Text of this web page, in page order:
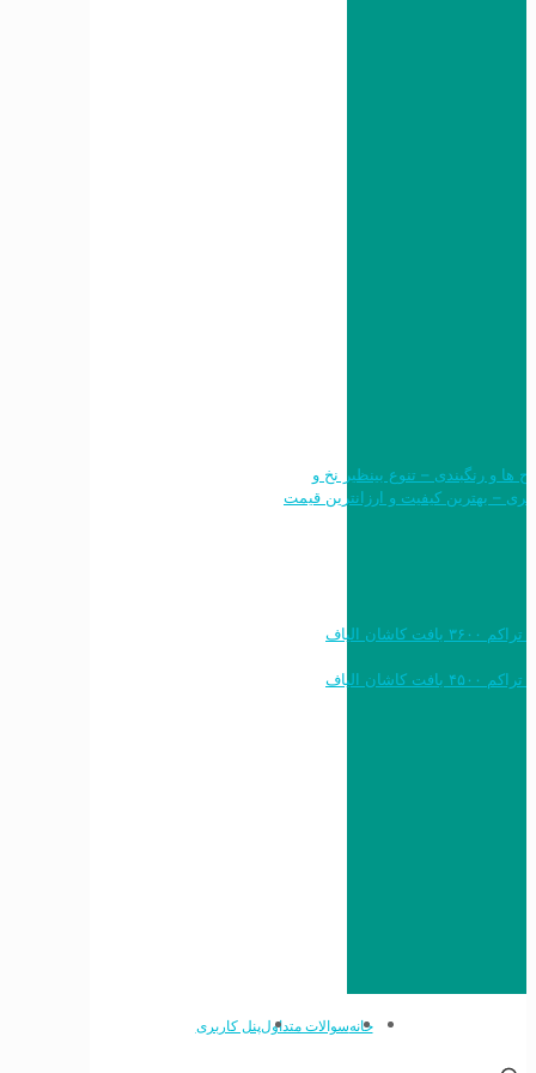
طرح ها و رنگبندی – تنوع بینظیر نخ و
خرید به قیمت فرش ماشینی ۱۲۰۰ شانه تراکم ۳۶۰۰ بافت کاشان الیاف
خرید به قیمت فرش ماشینی ۱۵۰۰ شانه تراکم ۴۵۰۰ بافت کاشان الیاف
خانهسوالات متداولپنل کاربری